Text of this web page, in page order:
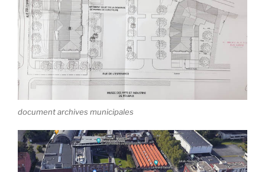
document archives municipales